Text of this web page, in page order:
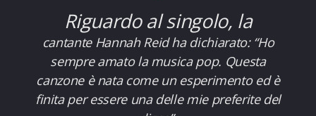
Riguardo al singolo, la
cantante Hannah Reid ha dichiarato: “Ho
sempre amato la musica pop. Questa
canzone è nata come un esperimento ed è
finita per essere una delle mie preferite del